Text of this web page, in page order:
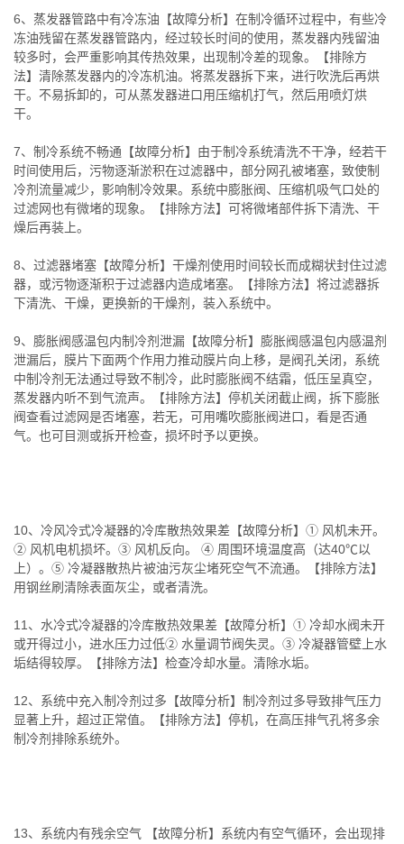
6、蒸发器管路中有冷冻油【故障分析】在制冷循环过程中，有些冷
冻油残留在蒸发器管路内，经过较长时间的使用，蒸发器内残留油
较多时，会严重影响其传热效果，出现制冷差的现象。【排除方
法】清除蒸发器内的冷冻机油。将蒸发器拆下来，进行吹洗后再烘
干。不易拆卸的，可从蒸发器进口用压缩机打气，然后用喷灯烘
干。
7、制冷系统不畅通【故障分析】由于制冷系统清洗不干净，经若干
时间使用后，污物逐渐淤积在过滤器中，部分网孔被堵塞，致使制
冷剂流量减少，影响制冷效果。系统中膨胀阀、压缩机吸气口处的
过滤网也有微堵的现象。【排除方法】可将微堵部件拆下清洗、干
燥后再装上。
8、过滤器堵塞【故障分析】干燥剂使用时间较长而成糊状封住过滤
器，或污物逐渐积于过滤器内造成堵塞。【排除方法】将过滤器拆
下清洗、干燥，更换新的干燥剂，装入系统中。
9、膨胀阀感温包内制冷剂泄漏【故障分析】膨胀阀感温包内感温剂
泄漏后，膜片下面两个作用力推动膜片向上移，是阀孔关闭，系统
中制冷剂无法通过导致不制冷，此时膨胀阀不结霜，低压呈真空，
蒸发器内听不到气流声。【排除方法】停机关闭截止阀，拆下膨胀
阀查看过滤网是否堵塞，若无，可用嘴吹膨胀阀进口，看是否通
气。也可目测或拆开检查，损坏时予以更换。
10、冷风冷式冷凝器的冷库散热效果差【故障分析】① 风机未开。
② 风机电机损坏。③ 风机反向。 ④ 周围环境温度高（达40℃以
上）。⑤ 冷凝器散热片被油污灰尘堵死空气不流通。【排除方法】
用钢丝刷清除表面灰尘，或者清洗。
11、水冷式冷凝器的冷库散热效果差【故障分析】① 冷却水阀未开
或开得过小，进水压力过低② 水量调节阀失灵。③ 冷凝器管壁上水
垢结得较厚。【排除方法】检查冷却水量。清除水垢。
12、系统中充入制冷剂过多【故障分析】制冷剂过多导致排气压力
显著上升，超过正常值。【排除方法】停机，在高压排气孔将多余
制冷剂排除系统外。
13、系统内有残余空气 【故障分析】系统内有空气循环，会出现排